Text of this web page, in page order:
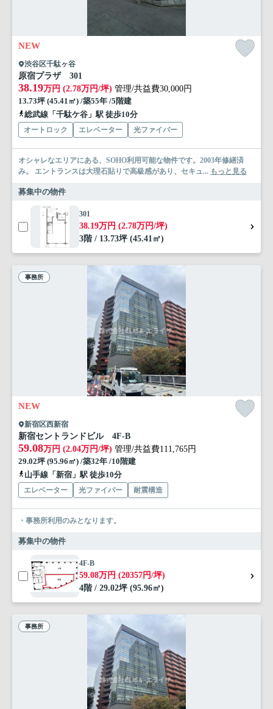
NEW
渋谷区千駄ヶ谷
原宿プラザ 301
38.19万円 (2.78万円/坪) 管理/共益費30,000円
13.73坪 (45.41㎡) /築55年 /5階建
総武線「千駄ケ谷」駅 徒歩10分
オートロック エレベーター 光ファイバー
オシャレなエリアにある、SOHO利用可能な物件です。2003年修繕済
み。 エントランスは大理石貼りで高級感があり、セキュ... もっと見る
募集中の物件
301
38.19万円 (2.78万円/坪)
3階 / 13.73坪 (45.41㎡)
事務所
NEW
新宿区西新宿
新宿セントランドビル 4F-B
59.08万円 (2.04万円/坪) 管理/共益費111,765円
29.02坪 (95.96㎡) /築32年 /10階建
山手線「新宿」駅 徒歩10分
エレベーター 光ファイバー 耐震構造
・事務所利用のみとなります。
募集中の物件
4F-B
59.08万円 (20357円/坪)
4階 / 29.02坪 (95.96㎡)
事務所